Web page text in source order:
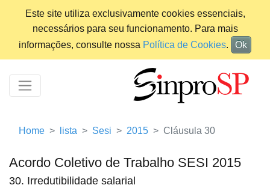
Este site utiliza exclusivamente cookies essenciais,
necessários para seu funcionamento. Para mais
informações, consulte nossa Política de Cookies. Ok
Home lista Sesi 2015 Cláusula 30
Acordo Coletivo de Trabalho SESI 2015
30. Irredutibilidade salarial